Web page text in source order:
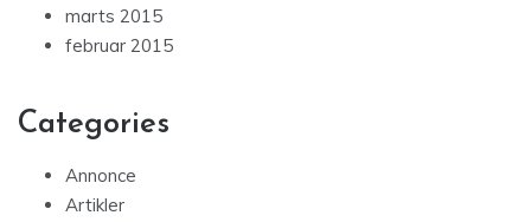
marts 2015
februar 2015
Categories
Annonce
Artikler